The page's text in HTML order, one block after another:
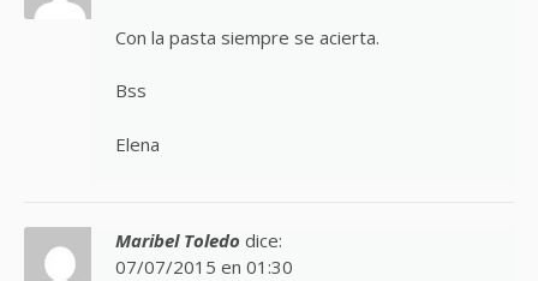
Con la pasta siempre se acierta.
Bss
Elena
Maribel Toledo dice:
07/07/2015 en 01:30